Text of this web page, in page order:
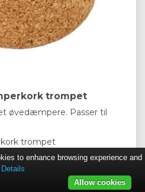
trompet
øvedæmpere. Passer til
trompet
to enhance browsing experience and
Details
Allow cookies